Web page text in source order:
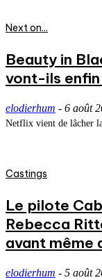
Next on...
Beauty in
vont-ils
elodierhum - 6 août
Netflix vient de lâcher
Castings
Le pilote
Rebecca
avant même
elodierhum - 5 août